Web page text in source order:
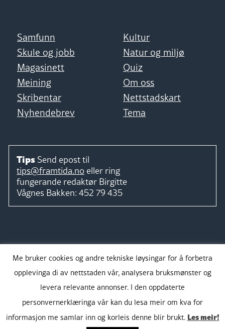
Samfunn
Kultur
Skule og jobb
Natur og miljø
Magasinett
Quiz
Meining
Om oss
Skribentar
Nettstadskart
Nyhendebrev
Tema
Tips Send epost til
tips@framtida.no eller ring
fungerande redaktør Birgitte
Vågnes Bakken: 452 79 435
Takk for støtta:
Me bruker cookies og andre tekniske løysingar for å forbetra
opplevinga di av nettstaden vår, analysera bruksmønster og
levera relevante annonser. I den oppdaterte
personvernerklæringa vår kan du lesa meir om kva for
informasjon me samlar inn og korleis denne blir brukt. Les meir!